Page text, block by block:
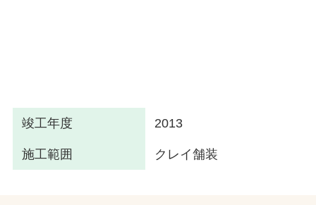
竣工年度 2013
施工範囲 クレイ舗装